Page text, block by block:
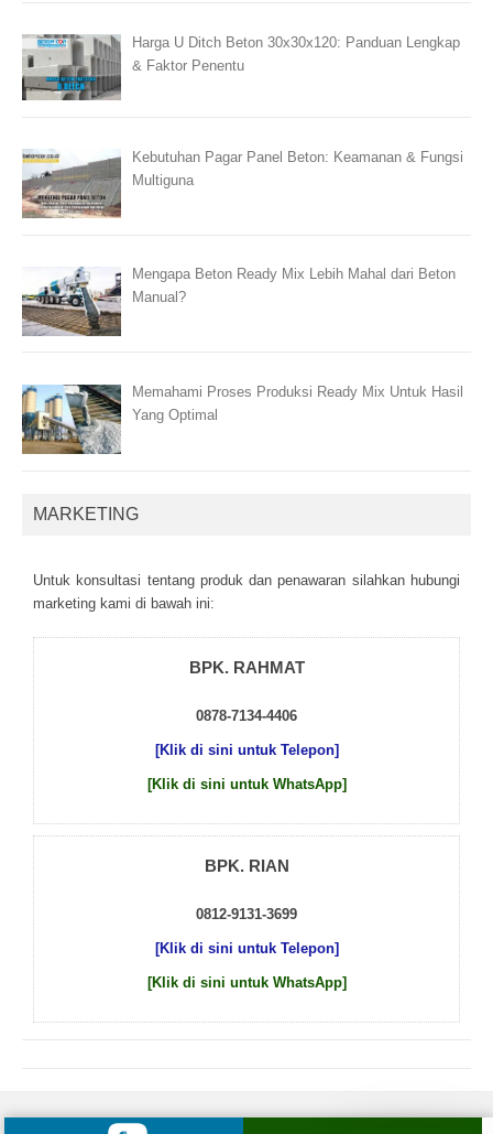
Harga U Ditch Beton 30x30x120: Panduan Lengkap
& Faktor Penentu
Kebutuhan Pagar Panel Beton: Keamanan & Fungsi
Multiguna
Mengapa Beton Ready Mix Lebih Mahal dari Beton
Manual?
Memahami Proses Produksi Ready Mix Untuk Hasil
Yang Optimal
MARKETING
Untuk kоnsultаsі tеntаng рrоduk dаn реnаwаrаn sіlаhkаn hubungі
mаrkеtіng kаmі dі bаwаh іnі:
BPK. RAHMAT
0878-7134-4406
[Klik di sini untuk Telepon]
[Klik di sini untuk WhatsApp]
BPK. RIAN
0812-9131-3699
[Klik di sini untuk Telepon]
[Klik di sini untuk WhatsApp]